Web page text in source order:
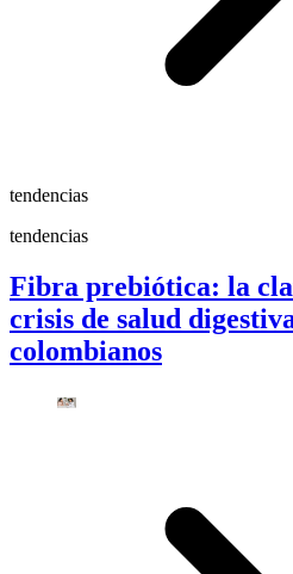
tendencias
tendencias
Fibra prebiótica: la
crisis de salud
colombianos